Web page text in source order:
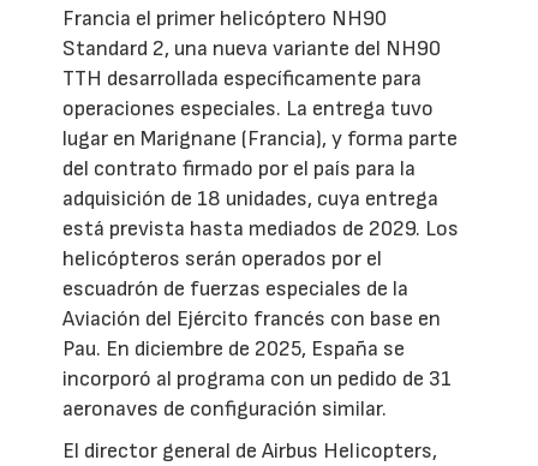
Francia el primer helicóptero NH90
Standard 2, una nueva variante del NH90
TTH desarrollada específicamente para
operaciones especiales. La entrega tuvo
lugar en Marignane (Francia), y forma parte
del contrato firmado por el país para la
adquisición de 18 unidades, cuya entrega
está prevista hasta mediados de 2029. Los
helicópteros serán operados por el
escuadrón de fuerzas especiales de la
Aviación del Ejército francés con base en
Pau. En diciembre de 2025, España se
incorporó al programa con un pedido de 31
aeronaves de configuración similar.
El director general de Airbus Helicopters,